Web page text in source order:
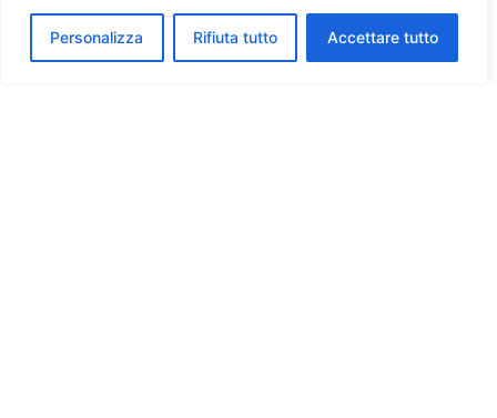
Personalizza Rifiuta tutto Accettare tutto